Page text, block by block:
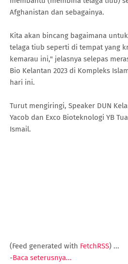
Afghanistan dan sebagainya.
Kita akan bincang bagaimana
telaga tiub seperti di tempat yang
kemarau ini," jelasnya selepas
Bio Kelantan 2023 di Kompleks
hari ini.
Turut mengiringi, Speaker DUN
Yacob dan Exco Bioteknologi YB
Ismail.
(Feed generated with FetchRSS) ...
-Baca seterusnya...